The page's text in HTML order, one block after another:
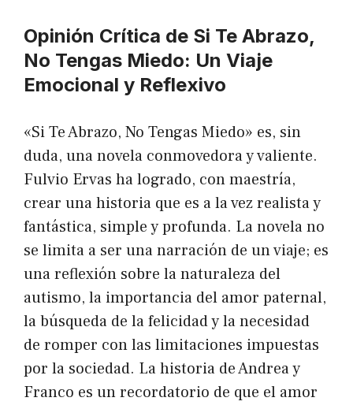
Opinión Crítica de Si Te Abrazo,
No Tengas Miedo: Un Viaje
Emocional y Reflexivo
«Si Te Abrazo, No Tengas Miedo» es, sin
duda, una novela conmovedora y valiente.
Fulvio Ervas ha logrado, con maestría,
crear una historia que es a la vez realista y
fantástica, simple y profunda. La novela no
se limita a ser una narración de un viaje; es
una reflexión sobre la naturaleza del
autismo, la importancia del amor paternal,
la búsqueda de la felicidad y la necesidad
de romper con las limitaciones impuestas
por la sociedad. La historia de Andrea y
Franco es un recordatorio de que el amor